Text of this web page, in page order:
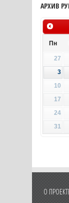
АРХИВ
Пн
27
3
10
17
24
31
О